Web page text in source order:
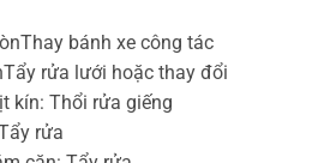
bánh xe công tác
rửa lưới hoặc thay đổi
kín: Thổi rửa giếng
rửa